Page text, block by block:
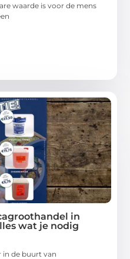
waarde is voor de mens
in
wat je nodig
in de buurt van